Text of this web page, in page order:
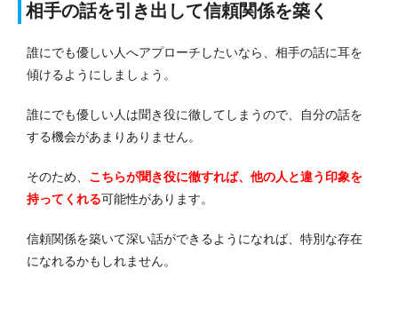
相手の話を引き出して信頼関係を築く
誰にでも優しい人へアプローチしたいなら、相手の話に耳を
傾けるようにしましょう。
誰にでも優しい人は聞き役に徹してしまうので、自分の話を
する機会があまりありません。
そのため、 こちらが聞き役に徹すれば、他の人と違う印象を
持ってくれる可能性があります。
信頼関係を築いて深い話ができるようになれば、特別な存在
になれるかもしれません。